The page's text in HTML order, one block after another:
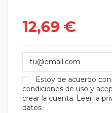
12,69 €
Estoy de acuerdo
condiciones de uso y
crear la cuenta. Leer la
datos.